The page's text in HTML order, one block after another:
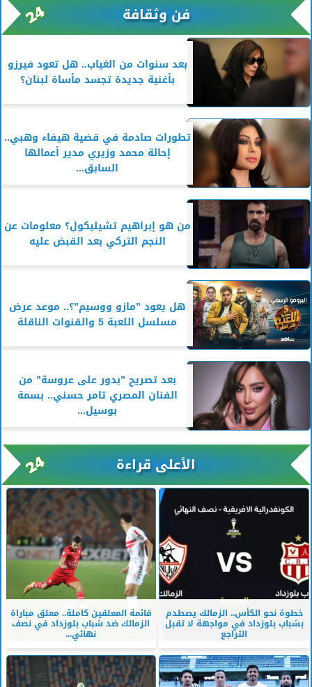
فن وثقافة
بعد سنوات من الغياب.. هل تعود فيرزو
بأغنية جديدة تجسد مأساة لبنان؟
تطورات صادمة في قضية هيفاء وهبي..
إحالة محمد وزيري مدير أعمالها
السابق...
من هو إبراهيم تشيليكول؟ معلومات عن
النجم التركي بعد القبض عليه
هل يعود ”مازو ووسيم”؟.. موعد عرض
مسلسل اللعبة 5 والقنوات الناقلة
بعد تصريح ”بدور على عروسة” من
الفنان المصري تامر حسني.. بسمة
بوسيل...
الأعلى قراءة
خطوة نحو الكأس.. الزمالك يصطدم
بشباب بلوزداد في مواجهة لا تقبل
التراجع
قائمة المعلقين كاملة.. معلق مباراة
الزمالك ضد شباب بلوزداد في نصف
نهائي...